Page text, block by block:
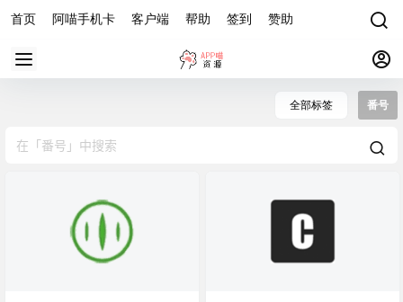
首页 阿喵手机卡 客户端 帮助 签到 赞助
全部标签 番号